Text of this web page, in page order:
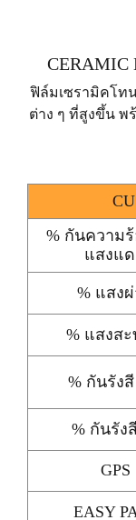
CERAMIC
ฟิล์มเซรามิคโท
ต่าง ๆ ที่สูงขึ้น พ
% กันความ
แสงแ
% แสง
% แสงส
% กันรัง
% กันรัง
GPS
EASY